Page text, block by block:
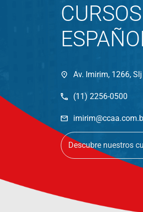
Av. Imirim, 1266,
(11) 2256-0500
Descubre nuestros